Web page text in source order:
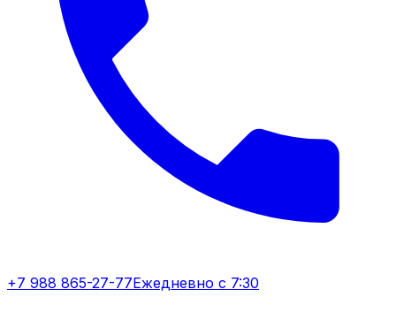
+7 988 865-27-77Ежедневно с 7:30